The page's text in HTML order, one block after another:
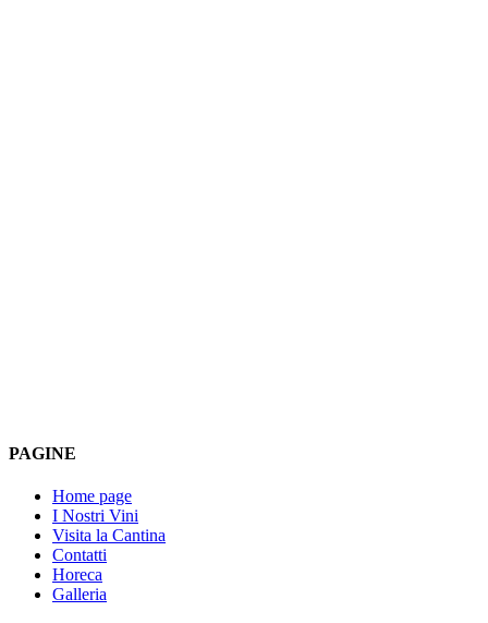
PAGINE
Home page
I Nostri Vini
Visita la Cantina
Contatti
Horeca
Galleria